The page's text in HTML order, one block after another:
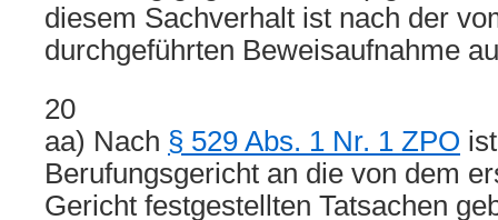
diesem Sachverhalt ist nach der
durchgeführten Beweisaufnahme
20
aa) Nach § 529 Abs. 1 Nr. 1 ZPO
Berufungsgericht an die von dem
Gericht festgestellten Tatsachen